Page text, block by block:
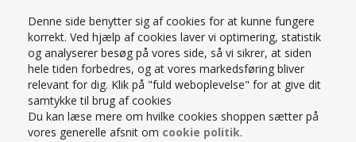
Denne side benytter sig af cookies for at kunne fungere
korrekt. Ved hjælp af cookies laver vi optimering, statistik
og analyserer besøg på vores side, så vi sikrer, at siden
hele tiden forbedres, og at vores markedsføring bliver
relevant for dig. Klik på "fuld weboplevelse" for at give dit
samtykke til brug af cookies
Du kan læse mere om hvilke cookies shoppen sætter på
vores generelle afsnit om cookie politik.
PRISMATCH – KONTAKT OS HER
SPØRG OS